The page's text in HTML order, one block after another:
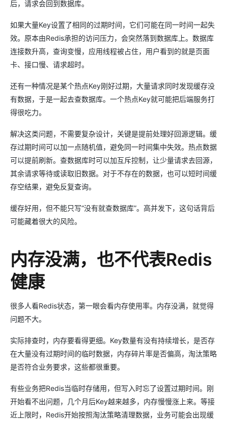
后，请求会回到数据库。
如果大量Key设置了相同的过期时间，它们可能在同一时间一起失
效。原本由Redis承担的访问压力，会突然落到数据库上。数据库
连接数升高，查询变慢，应用线程被占住，用户看到的就是页面
卡、接口慢、请求超时。
还有一种情况是某个热点Key刚好过期，大量请求同时发现缓存没
有数据，于是一起去查数据库。一个热点Key就可能把后端服务打
得很吃力。
解决这类问题，不需要复杂设计，关键是提前处理好回源逻辑。缓
存过期时间可以加一点随机值，避免同一时间集中失效。热点数据
可以提前刷新。查数据库时可以加互斥控制，让少量请求去回源，
其余请求等待或读取旧数据。对于不存在的数据，也可以短时间缓
存空结果，避免反复查询。
缓存好用，但不能只写“没有就查数据库”。高并发下，这句话背后
可能藏着很大的风险。
内存没满，也不代表Redis
健康
很多人看Redis状态，第一眼会看内存使用率。内存没满，就觉得
问题不大。
实际排查时，内存要看得更细。Key数量有没有持续增长，是否存
在大量没有过期时间的临时数据，内存碎片率是否偏高，淘汰策略
是否符合业务要求，这些都很重要。
有些业务把Redis当临时存储用，但写入时忘了设置过期时间。刚
开始看不出问题，几个月后Key越来越多，内存慢慢涨上来。等接
近上限时，Redis开始按照淘汰策略清理数据，业务可能会出现缓